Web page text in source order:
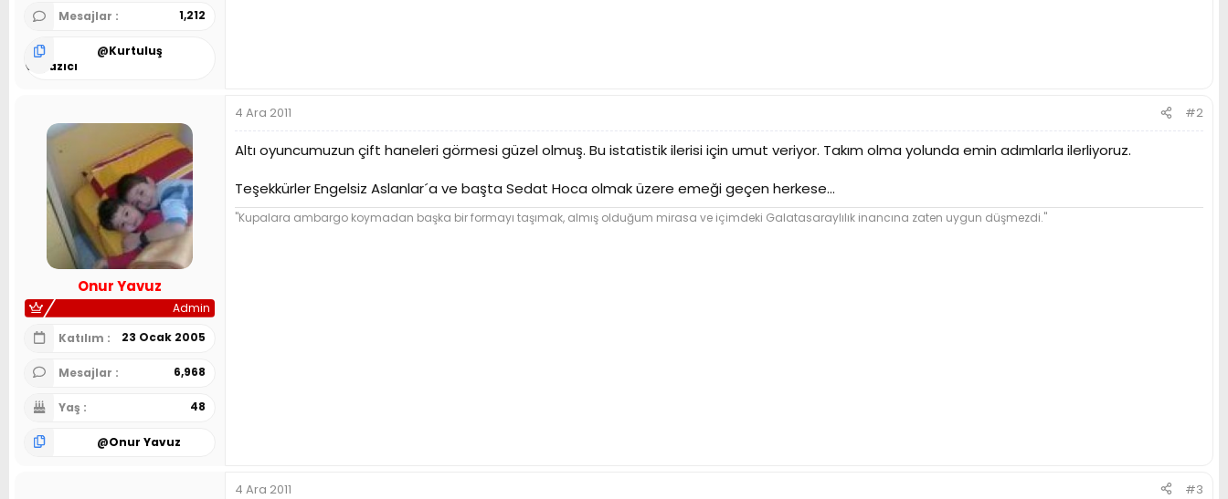
Mesajlar 1,212
@Kurtuluş
Özyazıcı
Onur Yavuz
Admin
Katılım
23 Ocak 2005
Mesajlar 6,968
Yaş 48
@Onur Yavuz
4 Ara 2011 #2
Altı oyuncumuzun çift haneleri görmesi güzel olmuş. Bu istatistik ilerisi için umut veriyor. Takım olma yolunda emin adımlarla ilerliyoruz.
Teşekkürler Engelsiz Aslanlar´a ve başta Sedat Hoca olmak üzere emeği geçen herkese...
"Kupalara ambargo koymadan başka bir formayı taşımak, almış olduğum mirasa ve içimdeki Galatasaraylılık inancına zaten uygun düşmezdi."
4 Ara 2011 #3